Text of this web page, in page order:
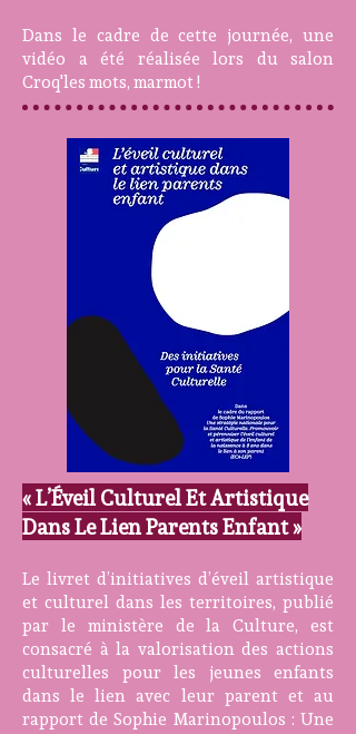
Dans le cadre de cette journée, une
vidéo a été réalisée lors du salon
Croq'les mots, marmot !
« L’Éveil Culturel Et Artistique
Dans Le Lien Parents Enfant »
Le livret d’initiatives d’éveil artistique
et culturel dans les territoires, publié
par le ministère de la Culture, est
consacré à la valorisation des actions
culturelles pour les jeunes enfants
dans le lien avec leur parent et au
rapport de Sophie Marinopoulos : Une